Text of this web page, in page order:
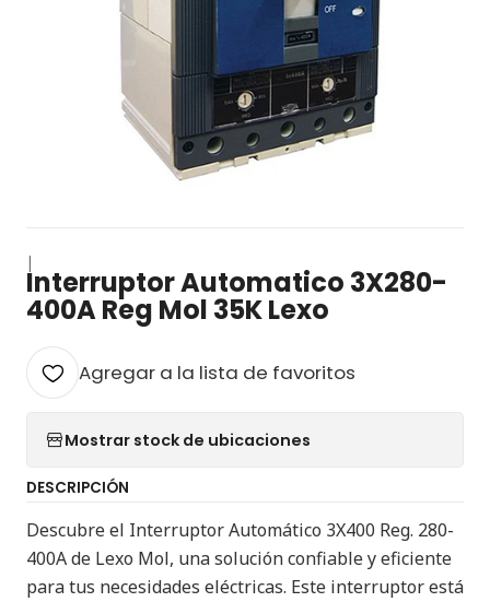
|
Interruptor Automatico 3X280-
400A Reg Mol 35K Lexo
Agregar a la lista de favoritos
Mostrar stock de ubicaciones
DESCRIPCIÓN
Descubre el Interruptor Automático 3X400 Reg. 280-
400A de Lexo Mol, una solución confiable y eficiente
para tus necesidades eléctricas. Este interruptor está